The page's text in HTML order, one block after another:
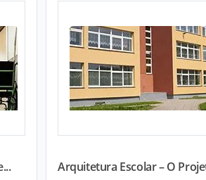
Arquitetura Escolar – O